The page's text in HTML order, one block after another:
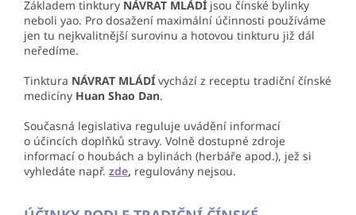
Základem tinktury NÁVRAT MLÁDÍ jsou čínské bylinky
neboli yao. Pro dosažení maximální účinnosti používáme
jen tu nejkvalitnější surovinu a hotovou tinkturu již dál
neředíme.
Tinktura NÁVRAT MLÁDÍ vychází z receptu tradiční čínské
medicíny Huan Shao Dan.
Současná legislativa reguluje uvádění informací
o účincích doplňků stravy. Volně dostupné zdroje
informací o houbách a bylinách (herbáře apod.), jež si
vyhledáte např. zde, regulovány nejsou.